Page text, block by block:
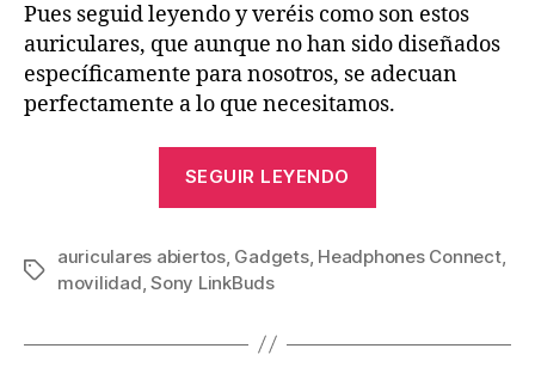
Pues seguid leyendo y veréis como son estos
auriculares, que aunque no han sido diseñados
específicamente para nosotros, se adecuan
perfectamente a lo que necesitamos.
SEGUIR LEYENDO
Sony
auriculares
Etiquetas
auriculares abiertos, Gadgets, Headphones Connect,
movilidad ,Sony LinkBuds